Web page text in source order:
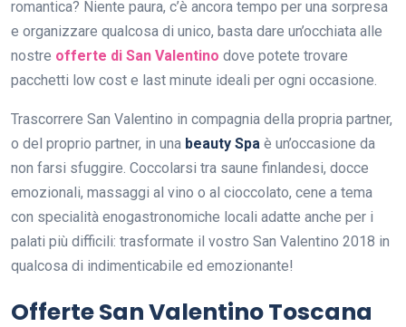
romantica? Niente paura, c’è ancora tempo per una sorpresa
e organizzare qualcosa di unico, basta dare un’occhiata alle
nostre offerte di San Valentino dove potete trovare
pacchetti low cost e last minute ideali per ogni occasione.
Trascorrere San Valentino in compagnia della propria partner,
o del proprio partner, in una beauty Spa è un’occasione da
non farsi sfuggire. Coccolarsi tra saune finlandesi, docce
emozionali, massaggi al vino o al cioccolato, cene a tema
con specialità enogastronomiche locali adatte anche per i
palati più difficili: trasformate il vostro San Valentino 2018 in
qualcosa di indimenticabile ed emozionante!
Offerte San Valentino Toscana